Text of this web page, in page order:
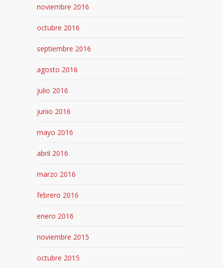
noviembre 2016
octubre 2016
septiembre 2016
agosto 2016
julio 2016
junio 2016
mayo 2016
abril 2016
marzo 2016
febrero 2016
enero 2016
noviembre 2015
octubre 2015